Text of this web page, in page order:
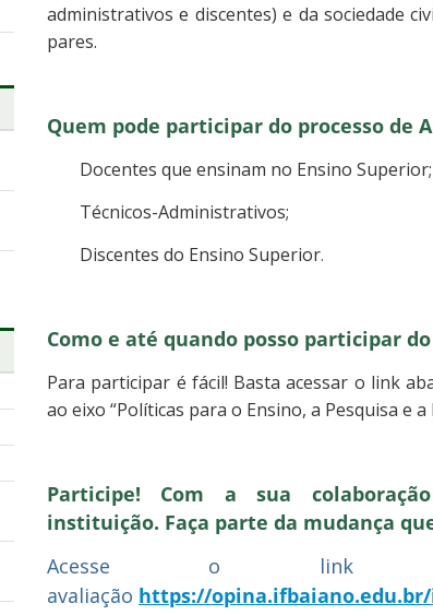
administrativos e discentes) e da sociedade
pares.
Quem pode participar do processo de
Docentes que ensinam no Ensino Superior;
Técnicos-Administrativos;
Discentes do Ensino Superior.
Como e até quando posso participar
Para participar é fácil! Basta acessar o link
ao eixo “Políticas para o Ensino, a Pesquisa e
Participe! Com a sua
instituição. Faça parte da mudança
Acesse o
avaliação https://opina.ifbaiano.edu.br/